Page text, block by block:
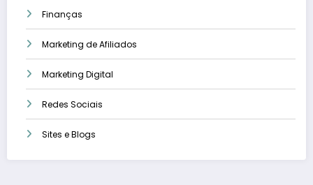
Finanças
Marketing de Afiliados
Marketing Digital
Redes Sociais
Sites e Blogs